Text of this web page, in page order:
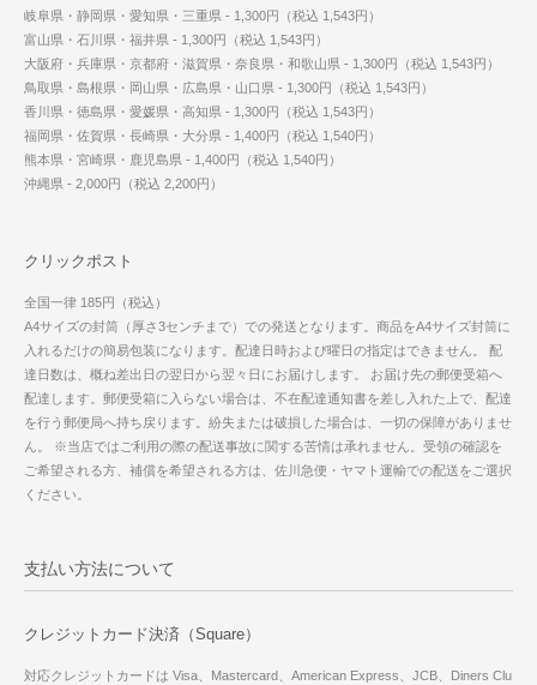
岐阜県・静岡県・愛知県・三重県 - 1,300円（税込 1,543円）
富山県・石川県・福井県 - 1,300円（税込 1,543円）
大阪府・兵庫県・京都府・滋賀県・奈良県・和歌山県 - 1,300円（税込 1,543円）
鳥取県・島根県・岡山県・広島県・山口県 - 1,300円（税込 1,543円）
香川県・徳島県・愛媛県・高知県 - 1,300円（税込 1,543円）
福岡県・佐賀県・長崎県・大分県 - 1,400円（税込 1,540円）
熊本県・宮崎県・鹿児島県 - 1,400円（税込 1,540円）
沖縄県 - 2,000円（税込 2,200円）
クリックポスト
全国一律 185円（税込）
A4サイズの封筒（厚さ3センチまで）での発送となります。商品をA4サイズ封筒に
入れるだけの簡易包装になります。配達日時および曜日の指定はできません。 配
達日数は、概ね差出日の翌日から翌々日にお届けします。 お届け先の郵便受箱へ
配達します。郵便受箱に入らない場合は、不在配達通知書を差し入れた上で、配達
を行う郵便局へ持ち戻ります。紛失または破損した場合は、一切の保障がありませ
ん。 ※当店ではご利用の際の配送事故に関する苦情は承れません。受領の確認を
ご希望される方、補償を希望される方は、佐川急便・ヤマト運輸での配送をご選択
ください。
支払い方法について
クレジットカード決済（Square）
対応クレジットカードは Visa、Mastercard、American Express、JCB、Diners Clu